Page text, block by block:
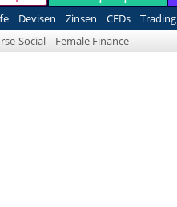
Devisen Zinsen CFDs Trading
Social Female Finance